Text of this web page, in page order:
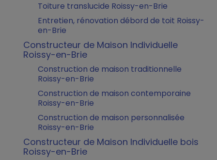
Toiture translucide Roissy-en-Brie
Entretien, rénovation débord de toit Roissy-
en-Brie
Constructeur de Maison Individuelle
Roissy-en-Brie
Construction de maison traditionnelle
Roissy-en-Brie
Construction de maison contemporaine
Roissy-en-Brie
Construction de maison personnalisée
Roissy-en-Brie
Constructeur de Maison Individuelle bois
Roissy-en-Brie